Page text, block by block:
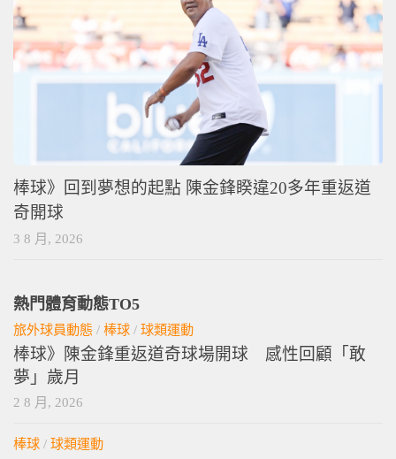
棒球》回到夢想的起點 陳金鋒睽違20多年重返道
奇開球
3 8 月, 2026
熱門體育動態TO5
旅外球員動態 / 棒球 / 球類運動
棒球》陳金鋒重返道奇球場開球 感性回顧「敢
夢」歲月
2 8 月, 2026
棒球 / 球類運動